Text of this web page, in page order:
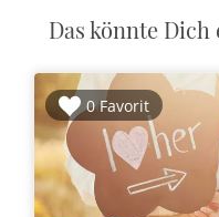
Das könnte
0 Favorit